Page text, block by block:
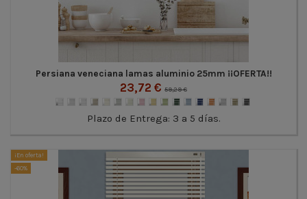
Persiana veneciana lamas aluminio 25mm ¡¡OFERTA!!
23,72 € 59,29 €
Plazo de Entrega: 3 a 5 días.
¡En oferta!
-60%